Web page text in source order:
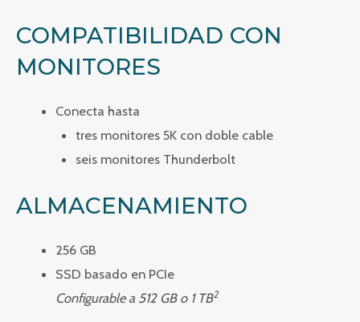
COMPATIBILIDAD CON
MONITORES
Conecta hasta
tres monitores 5K con doble cable
seis monitores Thunderbolt
ALMACENAMIENTO
256 GB
SSD basado en PCIe
Configurable a 512 GB o 1 TB2